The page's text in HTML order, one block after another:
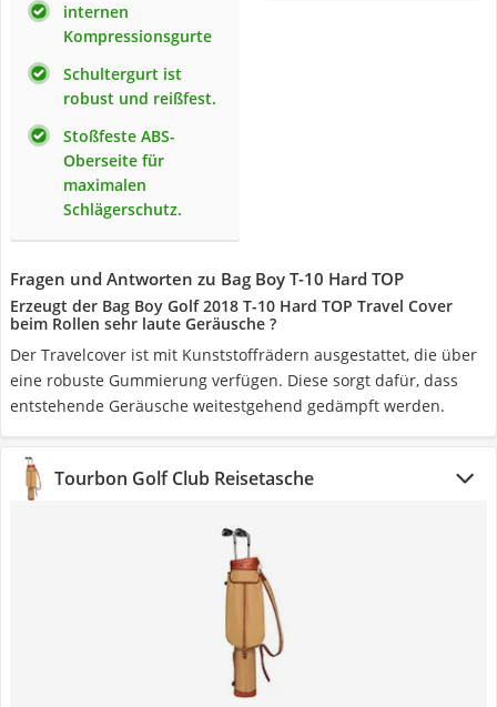
internen
Kompressionsgurte
Schultergurt ist
robust und reißfest.
Stoßfeste ABS-
Oberseite für
maximalen
Schlägerschutz.
Fragen und Antworten zu Bag Boy T-10 Hard TOP
Erzeugt der Bag Boy Golf 2018 T-10 Hard TOP Travel Cover
beim Rollen sehr laute Geräusche ?
Der Travelcover ist mit Kunststoffrädern ausgestattet, die über
eine robuste Gummierung verfügen. Diese sorgt dafür, dass
entstehende Geräusche weitestgehend gedämpft werden.
Tourbon Golf Club Reisetasche